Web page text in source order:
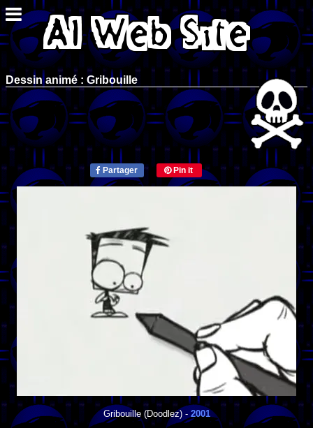
Dessin animé : Gribouille
Partager Pin it
Gribouille(Doodlez) - 2001